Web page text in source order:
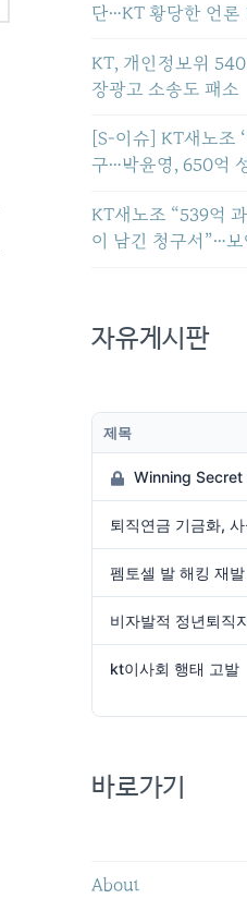
단…KT 황당한 언론
KT, 개인정보위
장광고 소송도 패소
[S-이슈] KT새노조
구…박윤영, 650억
KT새노조 “539억
이 남긴 청구서”…
자유게시판
제목
Winning Secret to Hit the
kt이사회 행태 고발
바로가기
About